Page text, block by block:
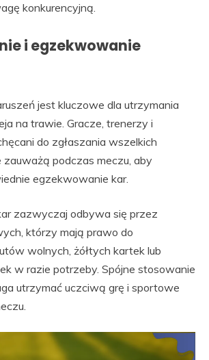
konkurencyjną.
i egzekwowanie
jest kluczowe dla utrzymania
na trawie. Gracze, trenerzy i
do zgłaszania wszelkich
podczas meczu, aby
egzekwowanie kar.
zazwyczaj odbywa się przez
którzy mają prawo do
wolnych, żółtych kartek lub
w razie potrzeby. Spójne stosowanie
utrzymać uczciwą grę i sportowe